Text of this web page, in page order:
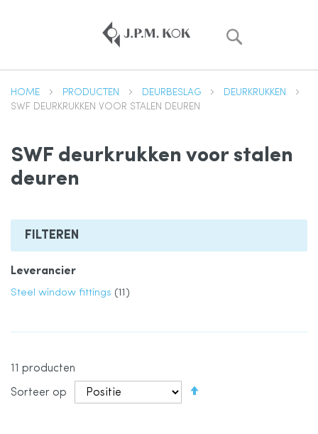
HOME PRODUCTEN DEURBESLAG
DEURKRUKKEN
SWF DEURKRUKKEN VOOR STALEN DEUREN
SWF deurkrukken voor stalen
deuren
11 producten
Sorteer op
FILTEREN
Leverancier
Steel window fittings 11
product